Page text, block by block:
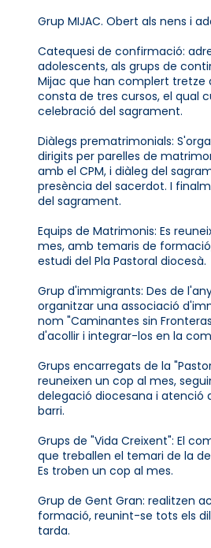
Grup MIJAC. Obert als nens i
Catequesi de confirmació:
adolescents, als grups de
Mijac que han complert tretze
consta de tres cursos, el qual
celebració del sagrament.
Diàlegs prematrimonials:
dirigits per parelles de
amb el CPM, i diàleg del
presència del sacerdot. I
del sagrament.
Equips de Matrimonis: Es
mes, amb temaris de
estudi del Pla Pastoral diocesà.
Grup d'immigrants: Des de
organitzar una associació
nom "Caminantes sin
d'acollir i integrar-los en la
Grups encarregats de la
reuneixen un cop al mes,
delegació diocesana i atenció
barri.
Grups de "Vida Creixent": El
que treballen el temari de la
Es troben un cop al mes.
Grup de Gent Gran: realitzen
formació, reunint-se tots els
tarda.